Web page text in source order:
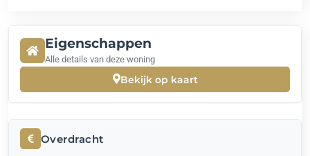
Eigenschappen
Alle details van deze woning
Bekijk op kaart
Overdracht